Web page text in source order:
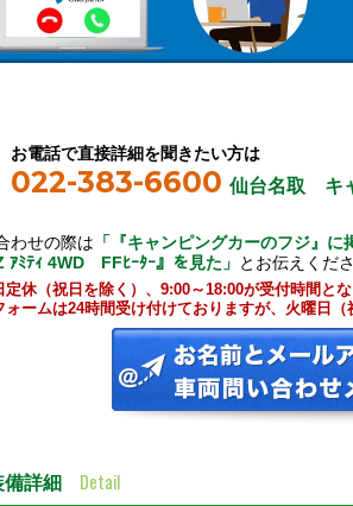
お電話で直接詳細を聞きたい方は
022-383-6600 仙台名取 キ
わせの際は 「『キャンピングカーのフジ』
ｱﾐﾃｨ 4WD FFﾋｰﾀｰ』を見た」 とお伝えくださ
休（祝日を除く）、9:00～18:00が受付時間とな
ォームは24時間受け付けておりますが、火曜日
備詳細 Detail